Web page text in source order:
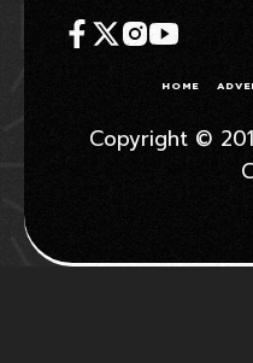
HOME
Copyright ©